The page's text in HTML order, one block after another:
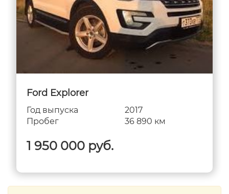
Ford Explorer
Год выпуска
2017
Пробег
36 890 км
1 950 000 руб.